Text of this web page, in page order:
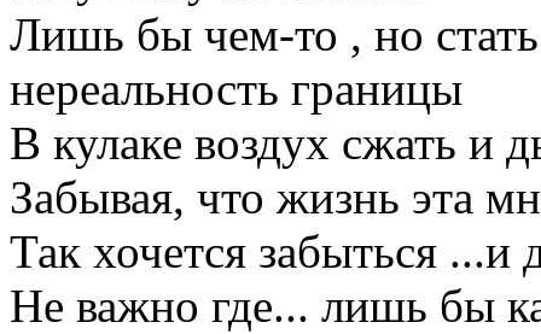
Лишь бы чем-то , но
нереальность границы
В кулаке воздух сжать и
Забывая, что жизнь эта
Так хочется забыться ...и
Не важно где... лишь бы